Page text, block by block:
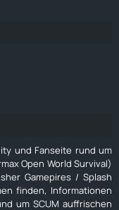
und Fanseite rund um
Open World Survival)
Gamepires / Splash
finden, Informationen
um SCUM auffrischen